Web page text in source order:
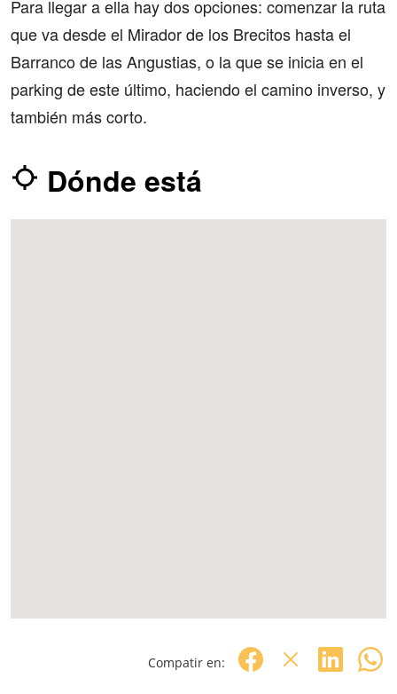
Para llegar a ella hay dos opciones: comenzar la ruta
que va desde el Mirador de los Brecitos hasta el
Barranco de las Angustias, o la que se inicia en el
parking de este último, haciendo el camino inverso, y
también más corto.
Dónde está
Compatir en: